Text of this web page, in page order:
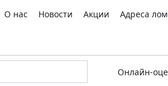
О нас Новости Акции
Адреса
Онлайн-